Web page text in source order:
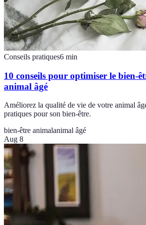
Conseils pratiques6 min
10 conseils pour optimiser le bien-
animal âgé
Améliorez la qualité de vie de votre animal
pratiques pour son bien-être.
bien-être animalanimal âgé
Aug 8